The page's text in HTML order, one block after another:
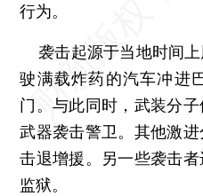
行为。
袭击起源于当地时间上
驶满载炸药的汽车冲进
门。与此同时，武装分
武器袭击警卫。其他激
击退增援。另一些袭击
监狱。